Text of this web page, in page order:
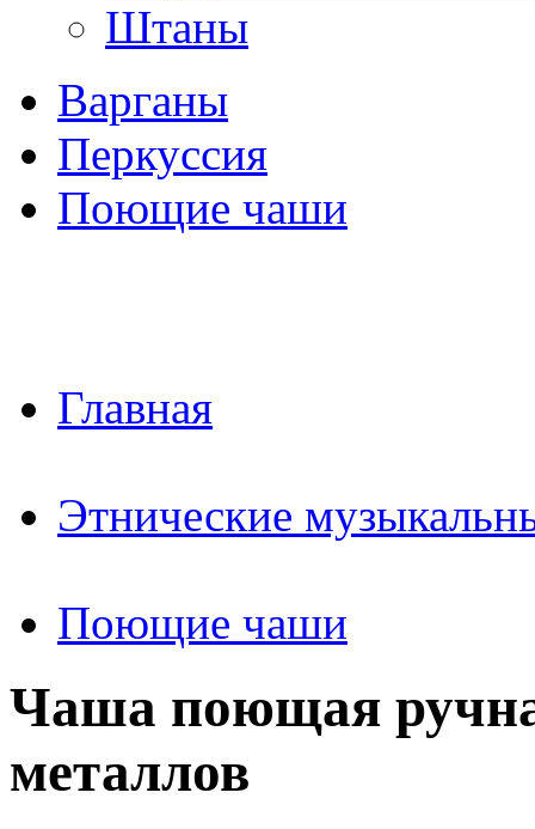
Штаны
Варганы
Перкуссия
Поющие чаши
Главная
Этнические
Поющие чаши
Чаша поющая
металлов